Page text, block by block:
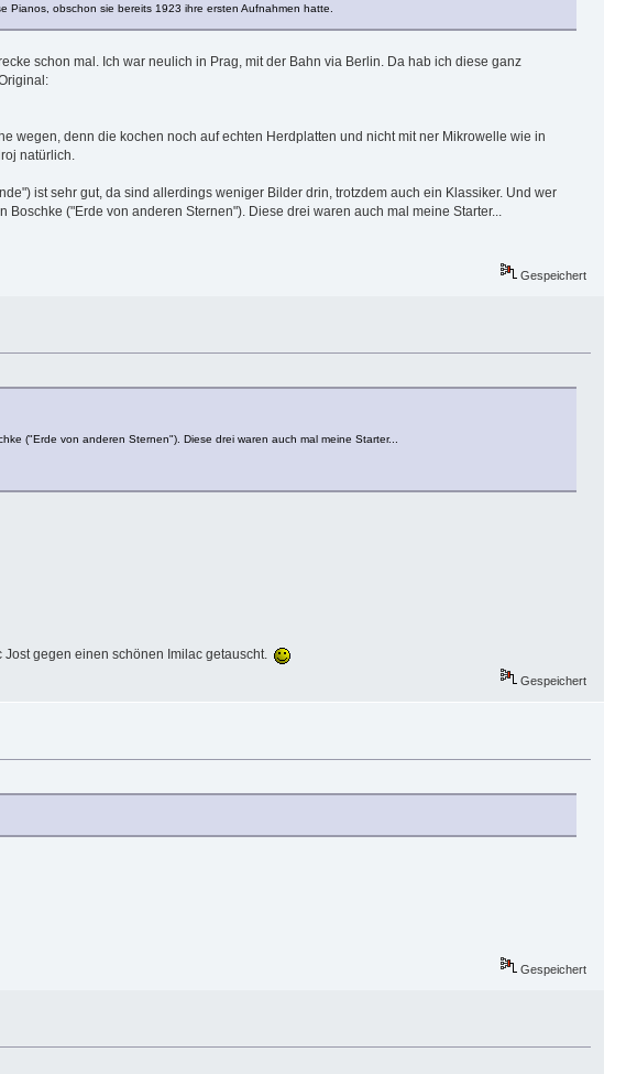
obschon sie bereits 1923 ihre ersten Aufnahmen hatte.
schon mal. Ich war neulich in Prag, mit der Bahn via Berlin. Da hab ich diese ganz
wegen, denn die kochen noch auf echten Herdplatten und nicht mit ner Mikrowelle wie in
natürlich.
ist sehr gut, da sind allerdings weniger Bilder drin, trotzdem auch ein Klassiker. Und wer
("Erde von anderen Sternen"). Diese drei waren auch mal meine Starter...
Gespeichert
("Erde von anderen Sternen"). Diese drei waren auch mal meine Starter...
gegen einen schönen Imilac getauscht.
Gespeichert
Gespeichert